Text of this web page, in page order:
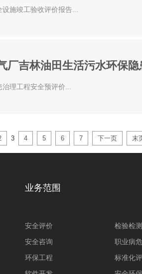
施竣工验收评价报告...
吉林油田生活污水环保
理工程安全预评价...
3 4 5 6 7 下一页 末
业务范围
安全评价
安全咨询
环保工程
检验检测
职业病
标准化